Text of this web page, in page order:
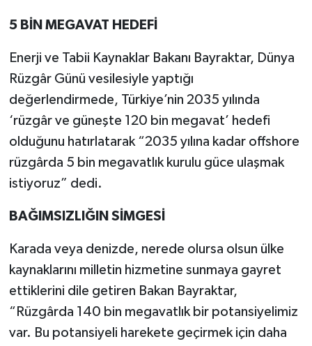
5 BİN MEGAVAT HEDEFİ
Enerji ve Tabii Kaynaklar Bakanı Bayraktar, Dünya
Rüzgâr Günü vesilesiyle yaptığı
değerlendirmede, Türkiye’nin 2035 yılında
‘rüzgâr ve güneşte 120 bin megavat’ hedefi
olduğunu hatırlatarak “2035 yılına kadar offshore
rüzgârda 5 bin megavatlık kurulu güce ulaşmak
istiyoruz” dedi.
BAĞIMSIZLIĞIN SİMGESİ
Karada veya denizde, nerede olursa olsun ülke
kaynaklarını milletin hizmetine sunmaya gayret
ettiklerini dile getiren Bakan Bayraktar,
“Rüzgârda 140 bin megavatlık bir potansiyelimiz
var. Bu potansiyeli harekete geçirmek için daha